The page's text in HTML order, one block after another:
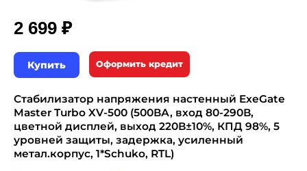
2 699 ₽
Купить Оформить кредит
Стабилизатор напряжения настенный ExeGate
Master Turbo XV-500 (500ВА, вход 80-290В,
цветной дисплей, выход 220В±10%, КПД 98%, 5
уровней защиты, задержка, усиленный
метал.корпус, 1*Schuko, RTL)